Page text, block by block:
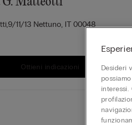
11/13 Nettuno, IT 00048
Ottieni indicazioni
Desideri
interessi.